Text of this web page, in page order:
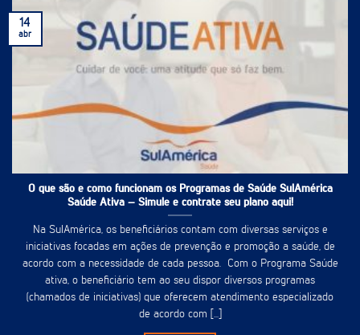
O que são e como funcionam os Programas de Saúde SulAmérica
Saúde Ativa – Simule e contrate seu plano aqui!
Na SulAmérica, os beneficiários contam com diversas serviços e
iniciativas focadas em ações de prevenção e promoção a saúde, de
acordo com a necessidade de cada pessoa. Com o Programa Saúde
ativa, o beneficiário tem ao seu dispor diversos programas
(chamados de iniciativas) que oferecem atendimento especializado
de acordo com [...]
14
abr